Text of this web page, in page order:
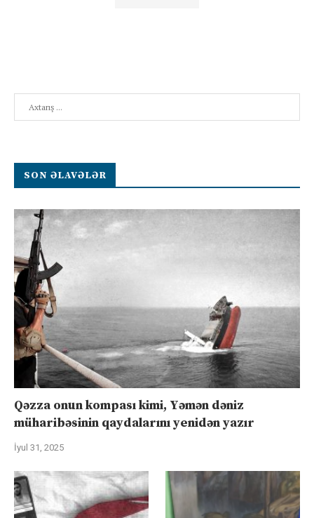
SON ƏLAVƏLƏR
Qəzza onun kompası kimi, Yəmən dəniz
müharibəsinin qaydalarını yenidən yazır
İyul 31, 2025